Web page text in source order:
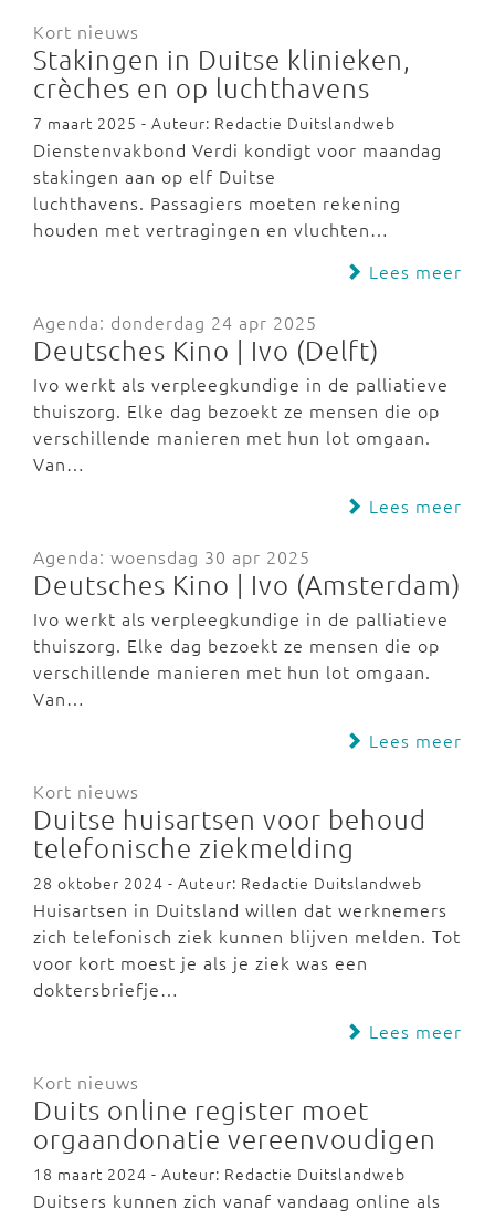
Kort nieuws
Stakingen in Duitse klinieken,
crèches en op luchthavens
7 maart 2025 - Auteur: Redactie Duitslandweb
Dienstenvakbond Verdi kondigt voor maandag
stakingen aan op elf Duitse
luchthavens. Passagiers moeten rekening
houden met vertragingen en vluchten…
Lees meer
Agenda: donderdag 24 apr 2025
Deutsches Kino | Ivo (Delft)
Ivo werkt als verpleegkundige in de palliatieve
thuiszorg. Elke dag bezoekt ze mensen die op
verschillende manieren met hun lot omgaan.
Van…
Lees meer
Agenda: woensdag 30 apr 2025
Deutsches Kino | Ivo (Amsterdam)
Ivo werkt als verpleegkundige in de palliatieve
thuiszorg. Elke dag bezoekt ze mensen die op
verschillende manieren met hun lot omgaan.
Van…
Lees meer
Kort nieuws
Duitse huisartsen voor behoud
telefonische ziekmelding
28 oktober 2024 - Auteur: Redactie Duitslandweb
Huisartsen in Duitsland willen dat werknemers
zich telefonisch ziek kunnen blijven melden. Tot
voor kort moest je als je ziek was een
doktersbriefje…
Lees meer
Kort nieuws
Duits online register moet
orgaandonatie vereenvoudigen
18 maart 2024 - Auteur: Redactie Duitslandweb
Duitsers kunnen zich vanaf vandaag online als